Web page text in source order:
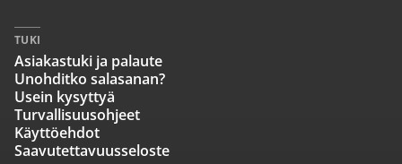
TUKI
Asiakastuki ja palaute
Unohditko salasanan?
Usein kysyttyä
Turvallisuusohjeet
Käyttöehdot
Saavutettavuusseloste